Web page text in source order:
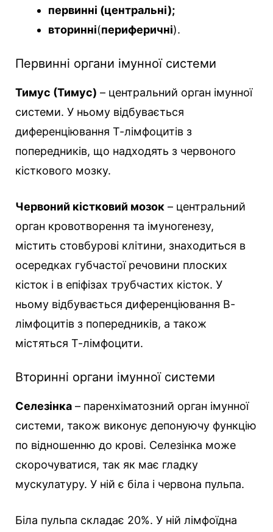
первинні (центральні);
вторинні(периферичні).
Первинні органи імунної системи
Тимус (Тимус) – центральний орган імунної
системи. У ньому відбувається
диференціювання Т-лімфоцитів з
попередників, що надходять з червоного
кісткового мозку.
Червоний кістковий мозок – центральний
орган кровотворення та імуногенезу,
містить стовбурові клітини, знаходиться в
осередках губчастої речовини плоских
кісток і в епіфізах трубчастих кісток. У
ньому відбувається диференціювання В-
лімфоцитів з попередників, а також
містяться Т-лімфоцити.
Вторинні органи імунної системи
Селезінка – паренхіматозний орган імунної
системи, також виконує депонуючу функцію
по відношенню до крові. Селезінка може
скорочуватися, так як має гладку
мускулатуру. У ній є біла і червона пульпа.
Біла пульпа складає 20%. У ній лімфоїдна